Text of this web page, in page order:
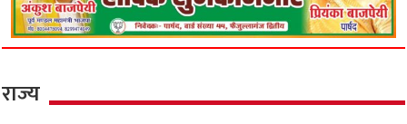
राज्य